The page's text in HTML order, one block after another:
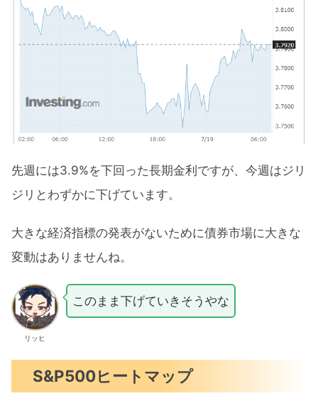
先週には3.9%を下回った長期金利ですが、今週はジリ
ジリとわずかに下げています。
大きな経済指標の発表がないために債券市場に大きな
変動はありませんね。
リッヒ
このまま下げていきそうやな
S&P500ヒートマップ